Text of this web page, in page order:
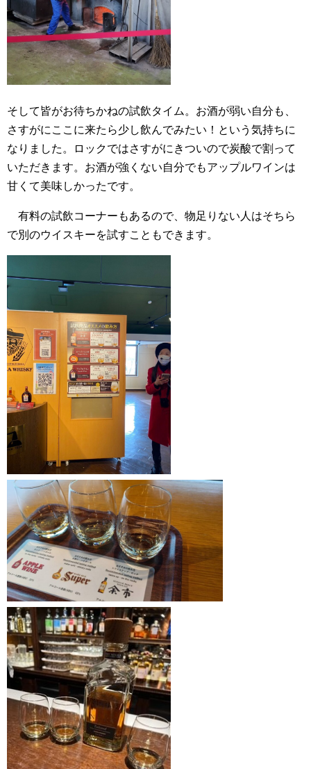
そして皆がお待ちかねの試飲タイム。お酒が弱い自分も、
さすがにここに来たら少し飲んでみたい！という気持ちに
なりました。ロックではさすがにきついので炭酸で割って
いただきます。お酒が強くない自分でもアップルワインは
甘くて美味しかったです。
有料の試飲コーナーもあるので、物足りない人はそちら
で別のウイスキーを試すこともできます。